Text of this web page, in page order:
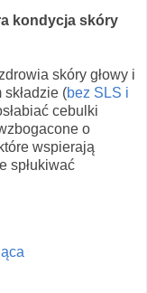
kondycja skóry
skóry głowy i
składzie (bez SLS i
cebulki
o
wspierają
spłukiwać